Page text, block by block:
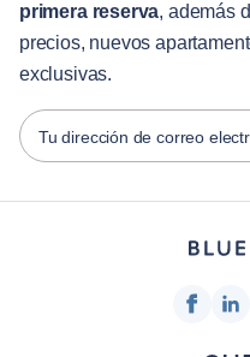
Guías de ciudades
Socios
Operadores de alquiler
Propietarios
Socios de franquicia
Português
Español
Français
Türkçe
primera reserva, además
precios, nuevos
exclusivas.
Tu dirección de correo